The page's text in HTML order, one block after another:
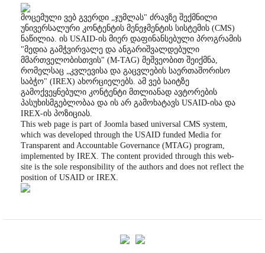
მოცემული ვებ გვერდი „ჯუმლას" ძრავზე შექმნილი
უნივერსალური კონტენტის მენეჯმენტის სისტემის (CMS)
ნაწილია. ის USAID-ის მიერ დაფინანსებული პროგრამის
"მედია გამჭვირვალე და ანგარიშვალდებული
მმართველობისთვის" (M-TAG) მეშვეობით შეიქმნა,
რომელსაც „კვლევისა და გაცვლების საერთაშორისო
საბჭო" (IREX) ახორციელებს. ამ ვებ საიტზე
გამოქვეყნებული კონტენტი მთლიანად ავტორების
პასუხისმგებლობაა და ის არ გამოხატავს USAID-ისა და
IREX-ის პოზიციას.
This web page is part of Joomla based universal CMS system,
which was developed through the USAID funded Media for
Transparent and Accountable Governance (MTAG) program,
implemented by IREX. The content provided through this web-
site is the sole responsibility of the authors and does not reflect the
position of USAID or IREX.